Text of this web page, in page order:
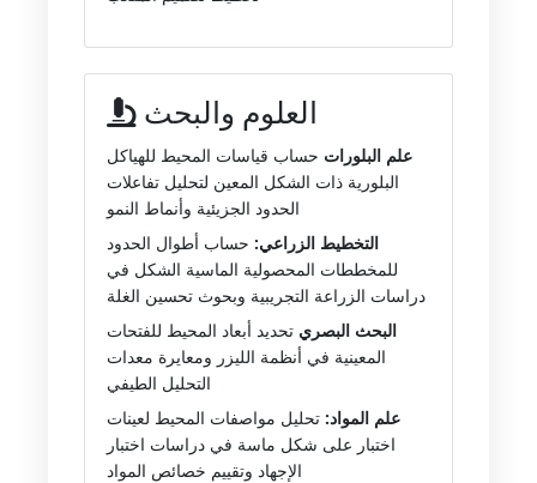
العلوم والبحث
علم البلورات حساب قياسات المحيط للهياكل
البلورية ذات الشكل المعين لتحليل تفاعلات
الحدود الجزيئية وأنماط النمو
التخطيط الزراعي: حساب أطوال الحدود
للمخططات المحصولية الماسية الشكل في
دراسات الزراعة التجريبية وبحوث تحسين الغلة
البحث البصري تحديد أبعاد المحيط للفتحات
المعينية في أنظمة الليزر ومعايرة معدات
التحليل الطيفي
علم المواد: تحليل مواصفات المحيط لعينات
اختبار على شكل ماسة في دراسات اختبار
الإجهاد وتقييم خصائص المواد